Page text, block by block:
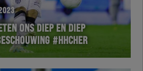
ONS DIEP EN DIEP
#HHCHER